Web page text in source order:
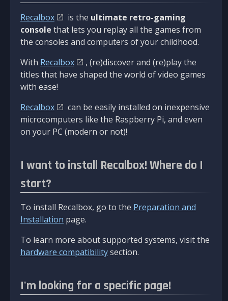
Recalbox is the ultimate retro-gaming
console that lets you replay all the games from
the consoles and computers of your childhood.
With Recalbox
, (re)discover and (re)play the
titles that have shaped the world of video games
with ease!
Recalbox
can be easily installed on inexpensive
microcomputers like the Raspberry Pi, and even
on your PC (modern or not)!
I want to install Recalbox! Where do I
start?
To install Recalbox, go to the Preparation and
Installation page.
To learn more about supported systems, visit the
hardware compatibilitysection.
I'm looking for a specific page!